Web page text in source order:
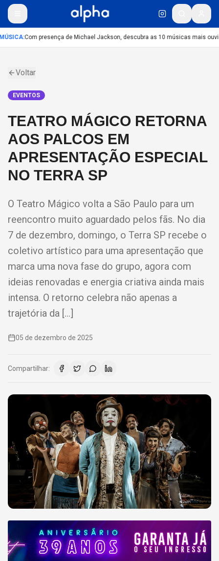
:Com presença de Michael Jackson, descubra as 10 músicas mais
Voltar
EVENTOS
TEATRO MÁGICO RETORNA
AOS PALCOS EM
APRESENTAÇÃO ESPECIAL
NO TERRA SP
O Teatro Mágico volta a São Paulo para um
reencontro muito aguardado pelos fãs. No dia
7 de dezembro, domingo, o Terra SP recebe o
coletivo artístico para uma apresentação que
marca uma nova fase do grupo, agora com
ideias renovadas e energia criativa ainda mais
intensa. O retorno celebra não apenas a
trajetória da […]
05 de dezembro de 2025
Compartilhar: